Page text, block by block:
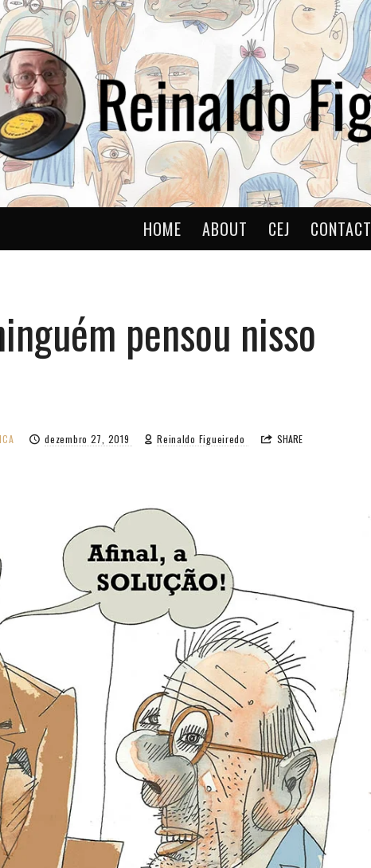
HOME ABOUT CEJ CONTACT
pensou nisso
dezembro 27, 2019 Reinaldo Figueiredo SHARE